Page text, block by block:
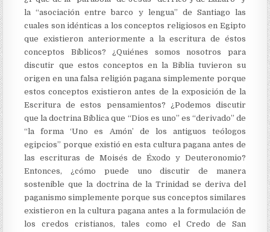
la “asociación entre barco y lengua” de Santiago las
cuales son idénticas a los conceptos religiosos en Egipto
que existieron anteriormente a la escritura de éstos
conceptos Bíblicos? ¿Quiénes somos nosotros para
discutir que estos conceptos en la Biblia tuvieron su
origen en una falsa religión pagana simplemente porque
estos conceptos existieron antes de la exposición de la
Escritura de estos pensamientos? ¿Podemos discutir
que la doctrina Bíblica que “Dios es uno” es “derivado” de
“la forma ‘Uno es Amón’ de los antiguos teólogos
egipcios” porque existió en esta cultura pagana antes de
las escrituras de Moisés de Éxodo y Deuteronomio?
Entonces, ¿cómo puede uno discutir de manera
sostenible que la doctrina de la Trinidad se deriva del
paganismo simplemente porque sus conceptos similares
existieron en la cultura pagana antes a la formulación de
los credos cristianos, tales como el Credo de San